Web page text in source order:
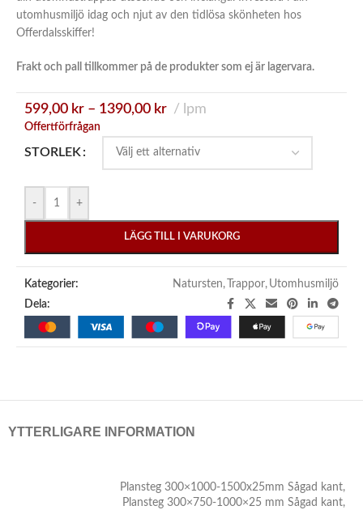
utomhusmiljö idag och njut av den tidlösa skönheten hos
Offerdalsskiffer!
Frakt och pall tillkommer på de produkter som ej är lagervara.
599,00 kr – 1390,00 kr lpm
Offertförfrågan
STORLEK
- +
LÄGG TILL I VARUKORG
Kategorier: Natursten, Trappor, Utomhusmiljö
Dela:
YTTERLIGARE INFORMATION
Plansteg 300×1000-1500x25mm Sågad kant,
Plansteg 300×750-1000×25 mm Sågad kant,